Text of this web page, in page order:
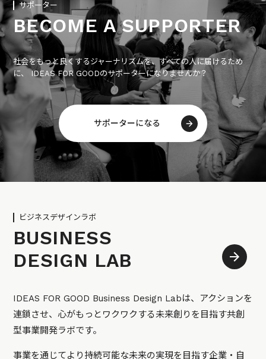
サポーター
BECOME A SUPPORTER
社会をもっと良くするジャーナリズムを、すべての人に届けるため
に、 IDEAS FOR GOODのサポーターになりませんか？
サポーターになる
ビジネスデザインラボ
BUSINESS
DESIGN LAB
IDEAS FOR GOOD Business Design Labは、アクションを
連鎖させ、心がもっとワクワクする未来創りを目指す共創
型事業開発ラボです。
事業を通じてより持続可能な未来の実現を目指す企業・自